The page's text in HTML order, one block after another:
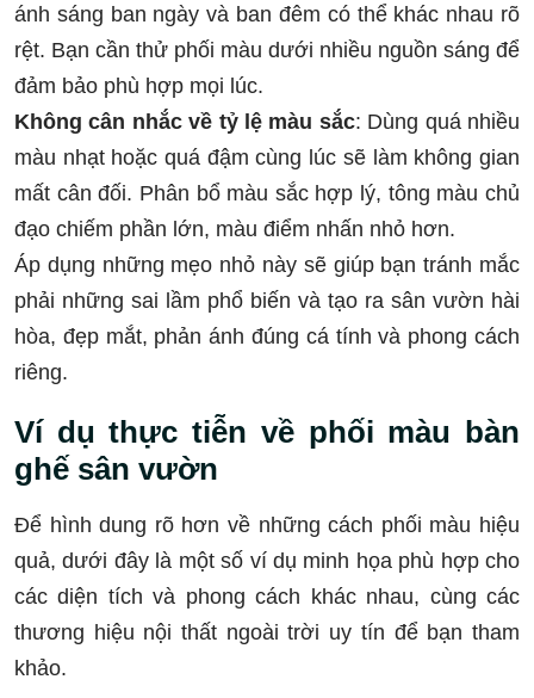
ánh sáng ban ngày và ban đêm có thể khác nhau rõ
rệt. Bạn cần thử phối màu dưới nhiều nguồn sáng để
đảm bảo phù hợp mọi lúc.
Không cân nhắc về tỷ lệ màu sắc: Dùng quá nhiều
màu nhạt hoặc quá đậm cùng lúc sẽ làm không gian
mất cân đối. Phân bổ màu sắc hợp lý, tông màu chủ
đạo chiếm phần lớn, màu điểm nhấn nhỏ hơn.
Áp dụng những mẹo nhỏ này sẽ giúp bạn tránh mắc
phải những sai lầm phổ biến và tạo ra sân vườn hài
hòa, đẹp mắt, phản ánh đúng cá tính và phong cách
riêng.
Ví dụ thực tiễn về phối màu bàn
ghế sân vườn
Để hình dung rõ hơn về những cách phối màu hiệu
quả, dưới đây là một số ví dụ minh họa phù hợp cho
các diện tích và phong cách khác nhau, cùng các
thương hiệu nội thất ngoài trời uy tín để bạn tham
khảo.